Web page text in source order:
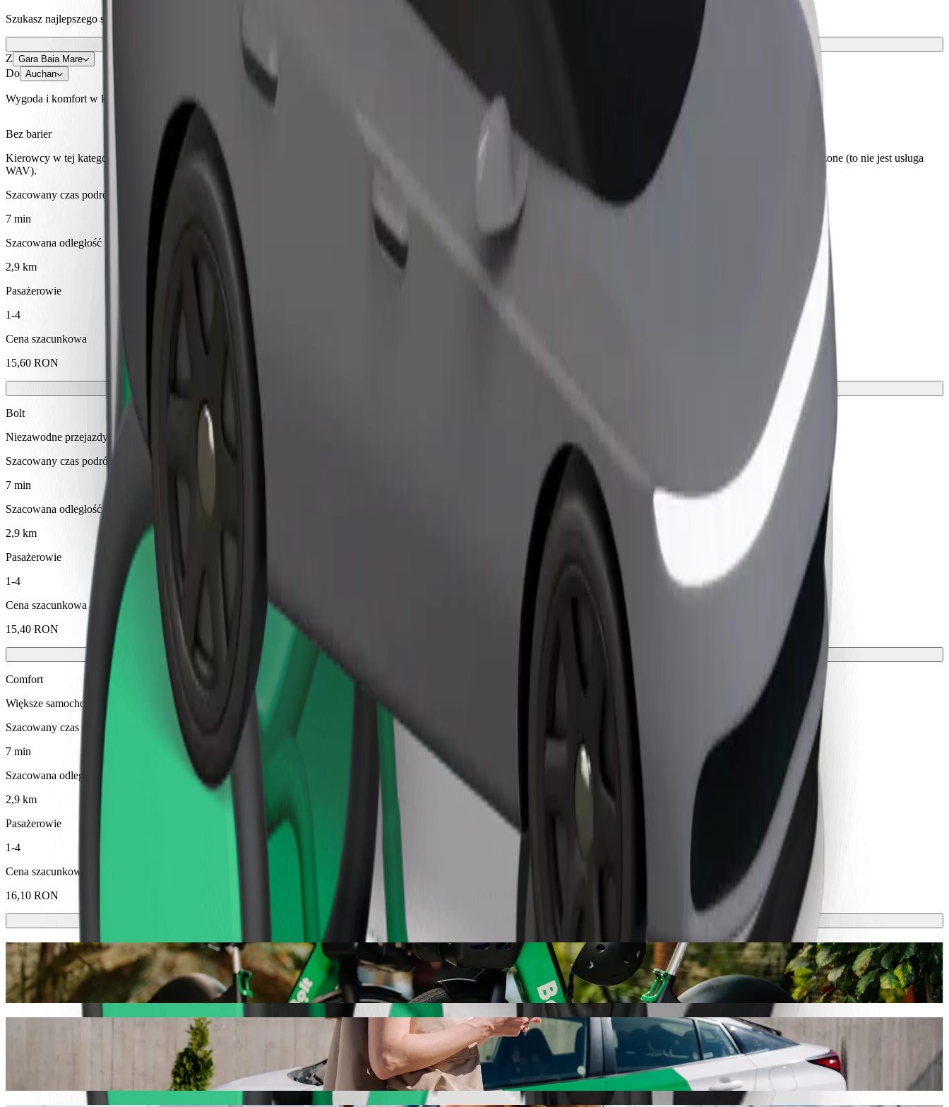
Szukasz najlepszego sposobu na dotarcie z Gara Baia Mare do Auchan? Zapoznaj się z naszymi usługami i znajdź dla siebie idealny środek transportu.
Pobierz Bolt Food
Z Gara Baia Mare
Do Auchan
Wygoda i komfort w kilku kliknięciach!
Bez barier
Kierowcy w tej kategorii mogą pomóc seniorom i osobom z niepełnosprawnościami. Jeśli masz specjalne prośby, daj znać kierowcy przed odbiorem. Wózki inwalidzkie muszą być złożone (to nie jest usługa
WAV).
Szacowany czas podróży
7 min
Szacowana odległość
2,9 km
Pasażerowie
1-4
Cena szacunkowa
15,60 RON
Bolt
Niezawodne przejazdy codziennymi samochodami średniej wielkości.
Szacowany czas podróży
7 min
Szacowana odległość
2,9 km
Pasażerowie
1-4
Cena szacunkowa
15,40 RON
Comfort
Większe samochody z większą przestrzenią na nogi i bagaż
Szacowany czas podróży
7 min
Szacowana odległość
2,9 km
Pasażerowie
1-4
Cena szacunkowa
16,10 RON
Hulajnóg lub rowerów elektrycznych
Poruszaj się po Baia Mare hulajnogami lub rowerami elektrycznymi
Pobierz aplikację Bolt
Pojedź z Gara Baia Mare do Auchan z Bolt
Zalecamy przejazd Bolt, jeśli chcesz dotrzeć do Auchan w jak najlepszej cenie. Podróż zajmie ok. 7 min, a jego cena wyniesie ok. 15,40 RON RON. Bez względu na okazję, znajdziemy dla Ciebie idealny